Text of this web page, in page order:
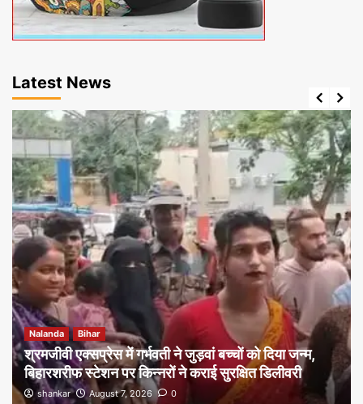
Latest News
Nalanda Bihar
श्रमजीवी एक्सप्रेस में गर्भवती ने जुड़वां बच्चों को दिया जन्म,
बिहारशरीफ स्टेशन पर किन्नरों ने कराई सुरक्षित डिलीवरी
shankar August 7, 2026 0